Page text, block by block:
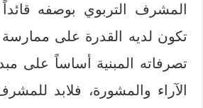
المشرف التربوي بوصفه قائداً
تكون لديه القدرة على
تصرفاته المبنية أساساً على
الآراء والمشورة، فلابد